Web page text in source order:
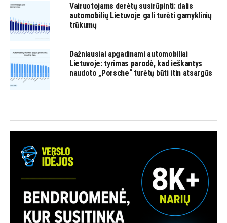
Vairuotojams derėtų susirūpinti: dalis
automobilių Lietuvoje gali turėti gamyklinių
trūkumų
Dažniausiai apgadinami automobiliai
Lietuvoje: tyrimas parodė, kad ieškantys
naudoto „Porsche“ turėtų būti itin atsargūs